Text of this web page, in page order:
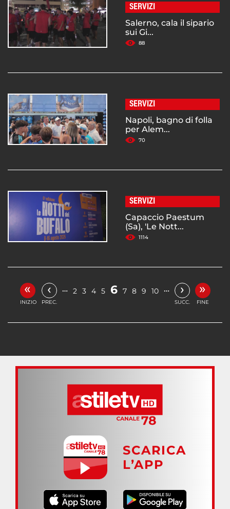
SERVIZI
Salerno, cala il sipario
sui Gi...
88
SERVIZI
Napoli, bagno di folla
per Alem...
70
SERVIZI
Capaccio Paestum
(Sa), 'Le Nott...
1114
«
INIZIO
‹
PREC.
… 2 3 4 5 6 7 8 9 10 … ›
SUCC.
»
FINE
SCARICA
L’APP